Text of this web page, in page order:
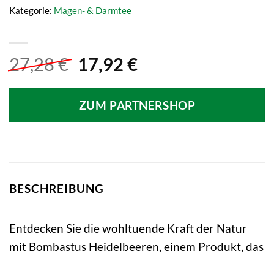
27,28€ Ursprünglicher
war:
27,28 €
17,92 €Aktueller
ist:
17,92 €.
ZUM PARTNERSHOP
Kategorie: Magen- & Darmtee
BESCHREIBUNG
Entdecken Sie die wohltuende Kraft der Natur
mit Bombastus Heidelbeeren, einem Produkt, das